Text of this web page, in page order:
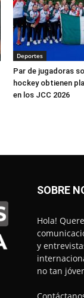
Deportes
Par de jugadoras
hockey obtienen
en los JCC 2026
SOBRE
Hola!
y
no tan